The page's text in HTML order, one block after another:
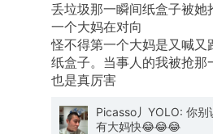
丢垃圾那一瞬间纸盒子被她
一个大妈在对向
怪不得第一个大妈是又喊又
纸盒子。当事人的我被抢那
也是真厉害
Picasso丿YOLO: 你
有大妈快😂😂😂